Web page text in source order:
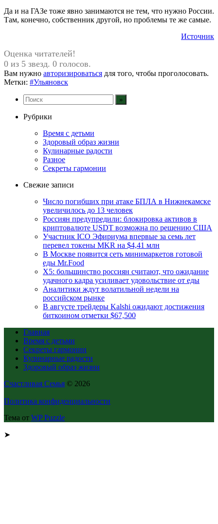
Да и на ГАЗе тоже явно занимаются не тем, что нужно России.
Там, конечно, собственник другой, но проблемы те же самые.
Источник
Оценка читателей!
0 из 5 звезд. 0 голосов.
Вам нужно авторизироваться для того, чтобы проголосовать.
Метки: #Ульяновск
Рубрики
Время с детьми
Здоровый образ жизни
Кулинарные радости
Разное
Секреты гармонии
Свежие записи
Число погибших при атаке БПЛА в Нижнекамске
увеличилось до 13 человек
Россиян предупредили: блокировка активов в
криптовалюте USDT возможна по решению США
Участник ICO Эфириума впервые за семь лет
перевел токены MKR на $4,41 млн
В Москве появится сеть минимаркетов готовой
еды Mr.Food
X5: большинство россиян считают, что ожидание
удачного кадра усиливает удовольствие от еды
Аналитики ждут волатильной недели на
российском рынке
В августе трейдеры Kalshi ожидают достижения
биткоином отметки $67,500
Главная
Время с детьми
Секреты гармонии
Кулинарные радости
Здоровый образ жизни
Счастливая Семья © 2026
Политика конфиденциальности
Тема от WP Puzzle
➤